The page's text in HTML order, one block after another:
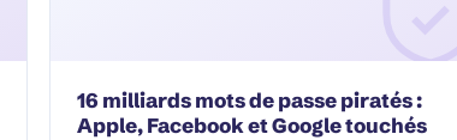
16 milliards mots de passe piratés :
Apple, Facebook et Google touchés